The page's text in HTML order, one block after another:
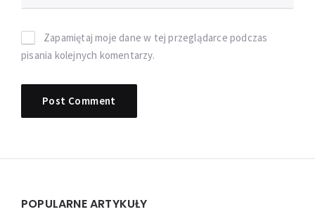
Zapamiętaj moje dane w tej przeglądarce podczas
pisania kolejnych komentarzy.
Widgets
POPULARNE ARTYKUŁY